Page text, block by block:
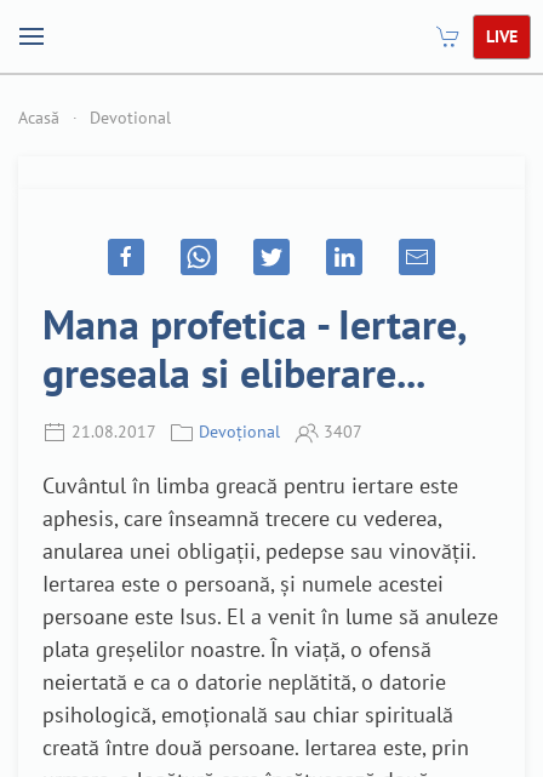
LIVE
Acasă Devotional
Mana profetica - Iertare,
greseala si eliberare...
21.08.2017 Devoțional 3407
Cuvântul în limba greacă pentru iertare este
aphesis, care înseamnă trecere cu vederea,
anularea unei obligații, pedepse sau vinovății.
Iertarea este o persoană, și numele acestei
persoane este Isus. El a venit în lume să anuleze
plata greșelilor noastre. În viață, o ofensă
neiertată e ca o datorie neplătită, o datorie
psihologică, emoțională sau chiar spirituală
creată între două persoane. Iertarea este, prin